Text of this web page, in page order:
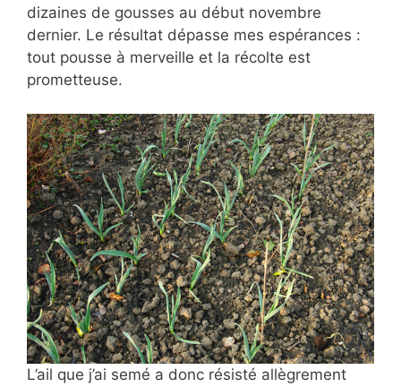
dizaines de gousses au début novembre
dernier. Le résultat dépasse mes espérances :
tout pousse à merveille et la récolte est
prometteuse.
L’ail que j’ai semé a donc résisté allègrement